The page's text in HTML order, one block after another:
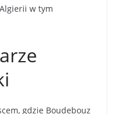
w tym
gdzie Boudebouz